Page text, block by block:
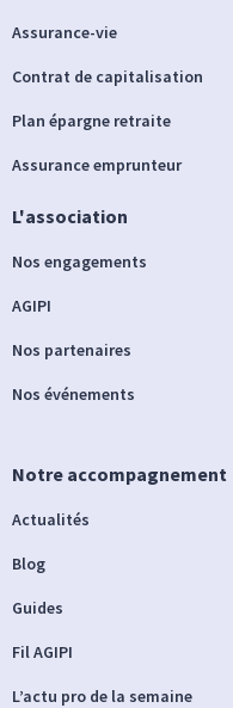
Assurance-vie
Contrat de capitalisation
Plan épargne retraite
Assurance emprunteur
L'association
Nos engagements
AGIPI
Nos partenaires
Nos événements
Notre accompagnement
Actualités
Blog
Guides
Fil AGIPI
L’actu pro de la semaine